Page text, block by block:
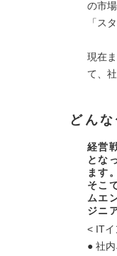
の市
「ス
現在
て、
どん
経営
とな
ます。
そこ
ムエ
ジニ
< ITイ
● 社